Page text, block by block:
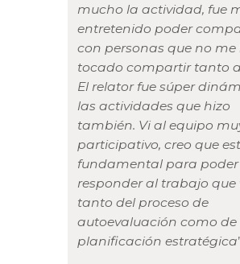
mucho la actividad, fue
entretenido poder
con personas que no
tocado compartir tanto
El relator fue súper
las actividades que hizo
también. Vi al equipo
participativo, creo que
fundamental para poder
responder al trabajo que
tanto del proceso de
autoevaluación como de
planificación estratégica